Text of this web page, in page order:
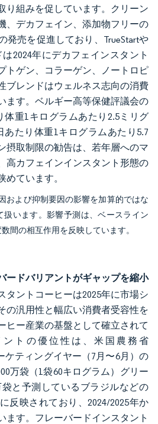
り組みを促しています。クリーン
、デカフェイン、添加物フリーの
発売を促進しており、TrueStartや
2024年にデカフェインスタント
トゲン、コラーゲン、ノートロピ
ブレンドはウェルネス志向の消費
ます。ベルギー高等保健評議会の
体重1キログラムあたり2.5ミリグ
あたり体重1キログラムあたり5.7
摂取制限の勧告は、若年層へのマ
高カフェインインスタント形態の
めています。
および抑制要因の影響を加算的ではな
扱います。影響予測は、ベースライン
間の相互作用を反映しています。
ードバリアントがギャップを縮小
タントコーヒーは2025年に市場シ
の汎用性と幅広い消費者受容性を
ヒー産業の基盤として確立されて
トの優位性は、米国農務省
ケティングイヤー（7月〜6月）の
万袋（1袋60キログラム）グリー
袋と予測しているブラジルなどの
反映されており、2024/2025年か
ます。フレーバードインスタント